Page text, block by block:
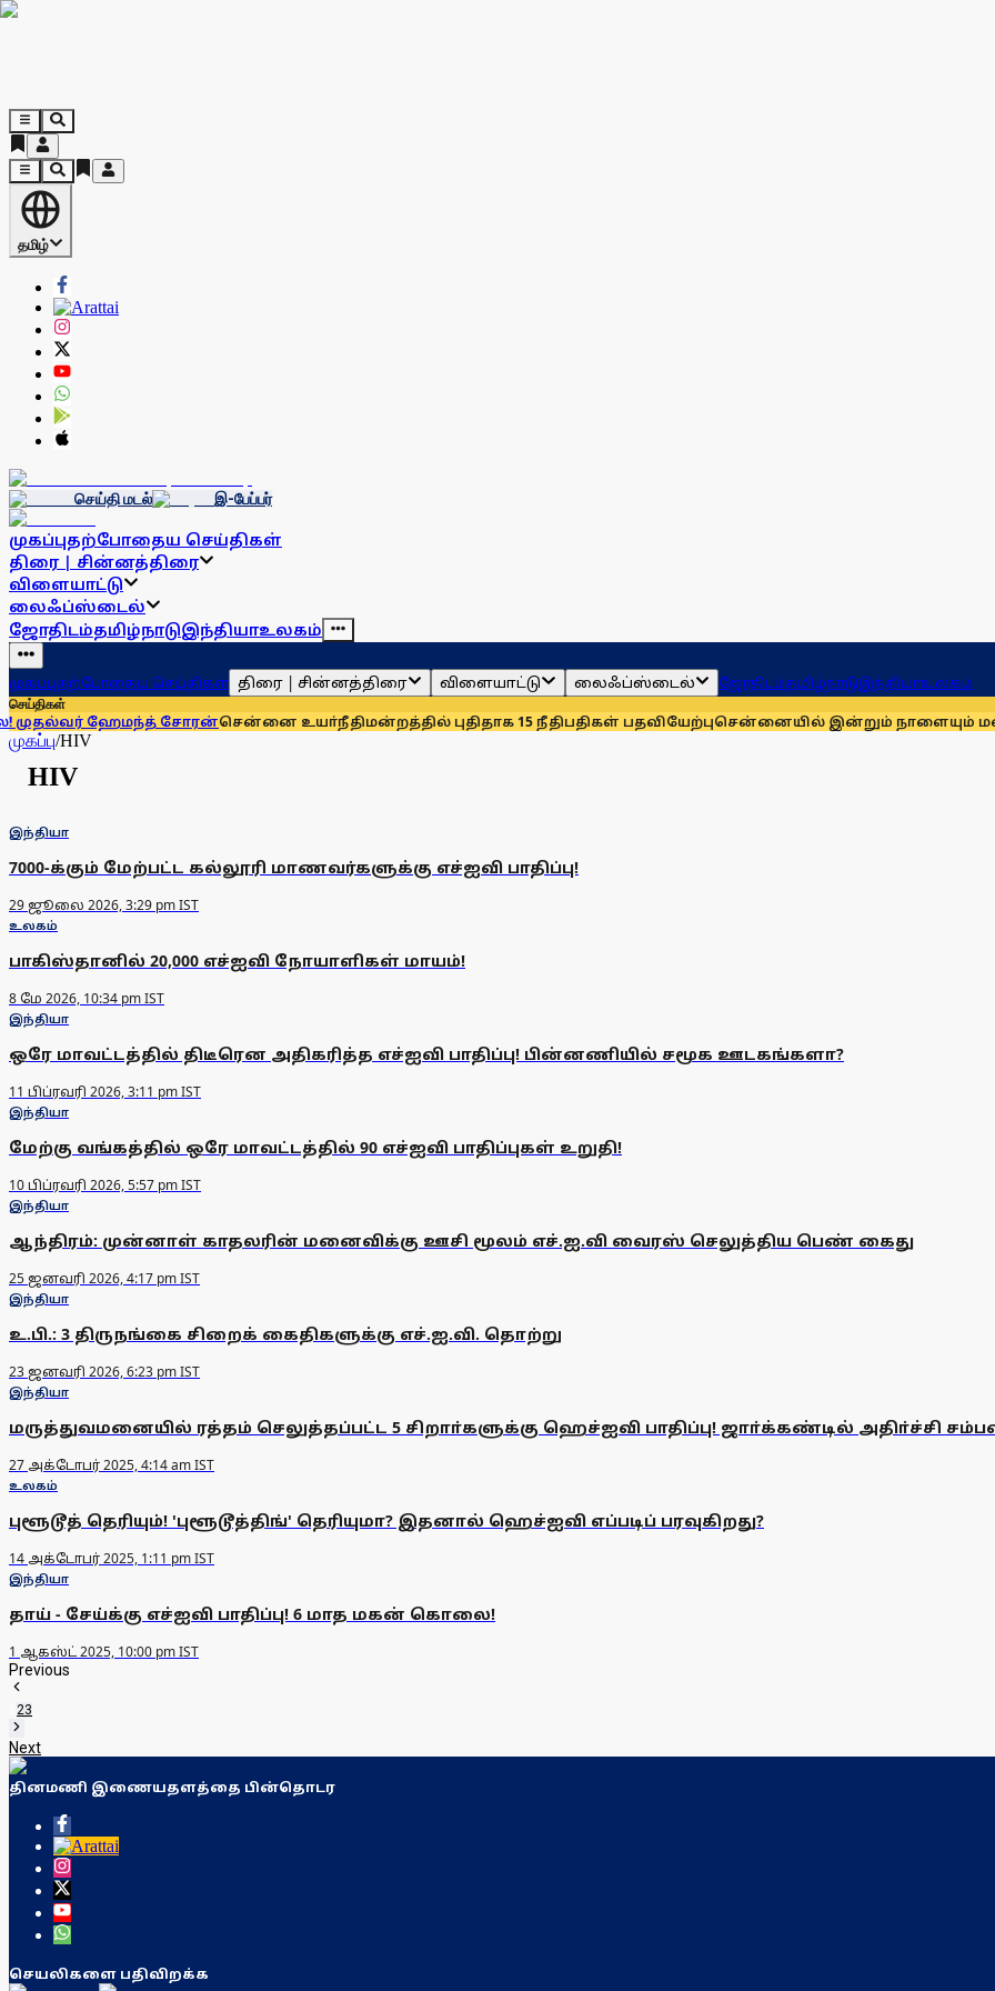
தமிழ்
செய்தி மடல் இ-பேப்பர்
முகப்புதற்போதைய செய்திகள்
திரை | சின்னத்திரை
விளையாட்டு
லைஃப்ஸ்டைல்
ஜோதிடம்தமிழ்நாடுஇந்தியாஉலகம்
முகப்புதற்போதைய செய்திகள் திரை | சின்னத்திரை விளையாட்டு லைஃப்ஸ்டைல் ஜோதிடம்தமிழ்நாடுஇந்தியாஉலகம்
செய்திகள்
ஹேமந்த் சோரன்சென்னை உயா்நீதிமன்றத்தில் புதிதாக 15 நீதிபதிகள் பதவியேற்புசென்னையில் இன்றும் நாளையும்
முகப்பு/HIV
HIV
இந்தியா
7000-க்கும் மேற்பட்ட கல்லூரி மாணவர்களுக்கு எச்ஐவி பாதிப்பு!
29 ஜூலை 2026, 3:29 pm IST
உலகம்
பாகிஸ்தானில் 20,000 எச்ஐவி நோயாளிகள் மாயம்!
8 மே 2026, 10:34 pm IST
இந்தியா
ஒரே மாவட்டத்தில் திடீரென அதிகரித்த எச்ஐவி பாதிப்பு! பின்னணியில் சமூக ஊடகங்களா?
11 பிப்ரவரி 2026, 3:11 pm IST
இந்தியா
மேற்கு வங்கத்தில் ஒரே மாவட்டத்தில் 90 எச்ஐவி பாதிப்புகள் உறுதி!
10 பிப்ரவரி 2026, 5:57 pm IST
இந்தியா
ஆந்திரம்: முன்னாள் காதலரின் மனைவிக்கு ஊசி மூலம் எச்.ஐ.வி வைரஸ் செலுத்திய பெண் கைது
25 ஜனவரி 2026, 4:17 pm IST
இந்தியா
உ.பி.: 3 திருநங்கை சிறைக் கைதிகளுக்கு எச்.ஐ.வி. தொற்று
23 ஜனவரி 2026, 6:23 pm IST
இந்தியா
மருத்துவமனையில் ரத்தம் செலுத்தப்பட்ட 5 சிறாா்களுக்கு ஹெச்ஐவி பாதிப்பு! ஜாா்க்கண்டில் அதிா்ச்சி
27 அக்டோபர் 2025, 4:14 am IST
உலகம்
புளூடூத் தெரியும்! 'புளூடூத்திங்' தெரியுமா? இதனால் ஹெச்ஐவி எப்படிப் பரவுகிறது?
14 அக்டோபர் 2025, 1:11 pm IST
இந்தியா
தாய் - சேய்க்கு எச்ஐவி பாதிப்பு! 6 மாத மகன் கொலை!
1 ஆகஸ்ட் 2025, 10:00 pm IST
Previous
23
Next
தினமணி இணையதளத்தை பின்தொடர
செயலிகளை பதிவிறக்க